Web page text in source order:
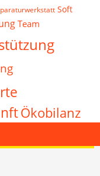
Soft
Team
Ökobilanz